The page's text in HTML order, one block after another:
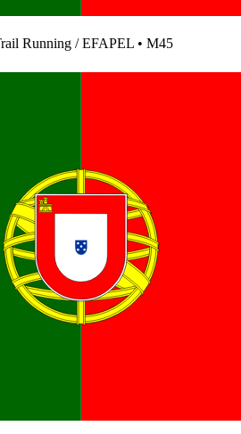
Running / EFAPEL • M45